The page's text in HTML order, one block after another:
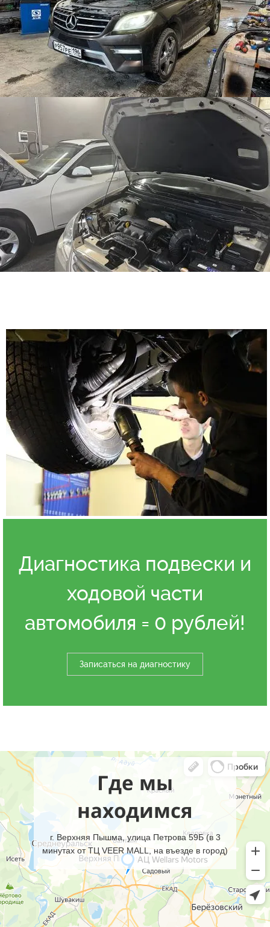
Диагностика подвески и
ходовой части
автомобиля = 0 рублей!
Записаться на диагностику
Где мы
находимся
г. Верхняя Пышма, улица Петрова 59Б (в 3
минутах от ТЦ VEER MALL, на въезде в город)